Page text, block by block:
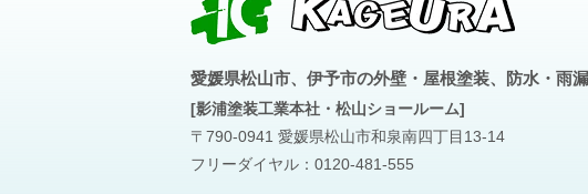
愛媛県松山市、伊予市の外壁・屋根塗装、防水・雨
[影浦塗装工業本社・松山ショールーム]
〒790-0941 愛媛県松山市和泉南四丁目13-14
フリーダイヤル： 0120-481-555